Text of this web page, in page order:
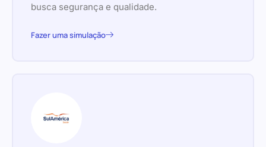
busca segurança e qualidade.
Fazer uma simulação